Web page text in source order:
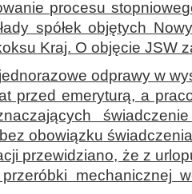
procesu
spółek objętych
Kraj. O objęcie JSW
odprawy w
przed emeryturą, a
obowiązku
przewidziano, że z
przeróbki